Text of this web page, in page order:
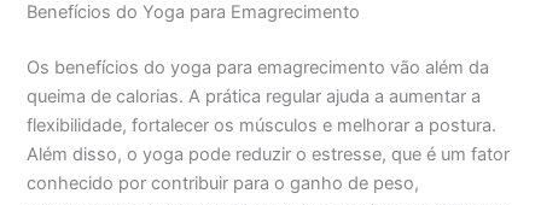
Benefícios do Yoga para Emagrecimento
Os benefícios do yoga para emagrecimento vão além da
queima de calorias. A prática regular ajuda a aumentar a
flexibilidade, fortalecer os músculos e melhorar a postura.
Além disso, o yoga pode reduzir o estresse, que é um fator
conhecido por contribuir para o ganho de peso,